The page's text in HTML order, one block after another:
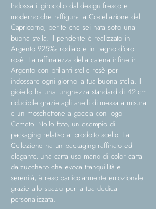
Indossa il girocollo dal design fresco e
moderno che raffigura la Costellazione del
Capricorno, per te che sei nata sotto una
buona stella. Il pendente è realizzato in
Argento 925‰ rodiato e in bagno d'oro
rosè. La raffinatezza della catena infine in
Argento con brillanti stelle rosè per
indossare ogni giorno la tua buona stella. Il
gioiello ha una lunghezza standard di 42 cm
riducibile grazie agli anelli di messa a misura
e un moschettone a goccia con logo
Comete. Nelle foto, un esempio di
packaging relativo al prodotto scelto. La
Collezione ha un packaging raffinato ed
elegante, una carta uso mano di color carta
da zucchero che evoca tranquillità e
serenità, è reso particolarmente emozionale
grazie allo spazio per la tua dedica
personalizzata.